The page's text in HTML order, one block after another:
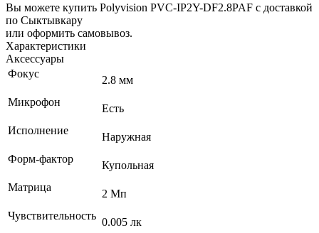
Вы можете купить Polyvision PVC-IP2Y-DF2.8PAF с доставкой
по Сыктывкару
или оформить самовывоз.
Характеристики
Аксессуары
Фокус
2.8 мм
Микрофон
Есть
Исполнение
Наружная
Форм-фактор
Купольная
Матрица
2 Мп
Чувствительность
0.005 лк